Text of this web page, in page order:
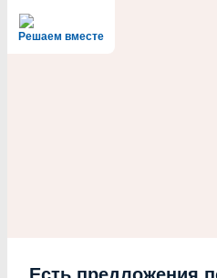
Решаем вместе